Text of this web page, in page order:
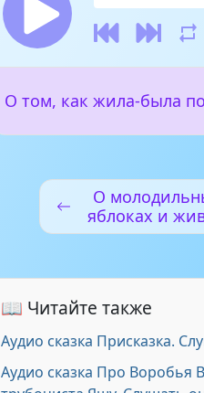
О том, как жила-была
О
яблоках и
воде
📖 Читайте также
Аудио сказка Присказка.
Аудио сказка Про Воробья